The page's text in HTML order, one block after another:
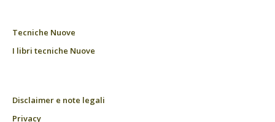
Tecniche Nuove
I libri tecniche Nuove
Disclaimer e note legali
Privacy